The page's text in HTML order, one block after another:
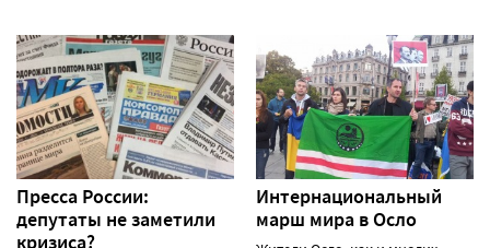
Пресса России:
депутаты не заметили
Интернациональный
марш мира в Осло